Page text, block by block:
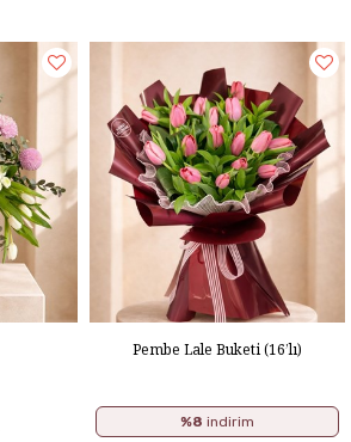
Pembe Lale Buketi (16’lı)
%8 indirim